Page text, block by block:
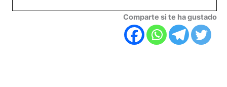
Comparte si te ha gustado